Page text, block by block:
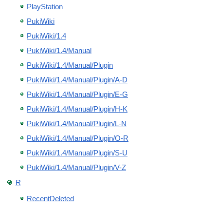
PlayStation
PukiWiki
PukiWiki/1.4
PukiWiki/1.4/Manual
PukiWiki/1.4/Manual/Plugin
PukiWiki/1.4/Manual/Plugin/A-D
PukiWiki/1.4/Manual/Plugin/E-G
PukiWiki/1.4/Manual/Plugin/H-K
PukiWiki/1.4/Manual/Plugin/L-N
PukiWiki/1.4/Manual/Plugin/O-R
PukiWiki/1.4/Manual/Plugin/S-U
PukiWiki/1.4/Manual/Plugin/V-Z
R
RecentDeleted